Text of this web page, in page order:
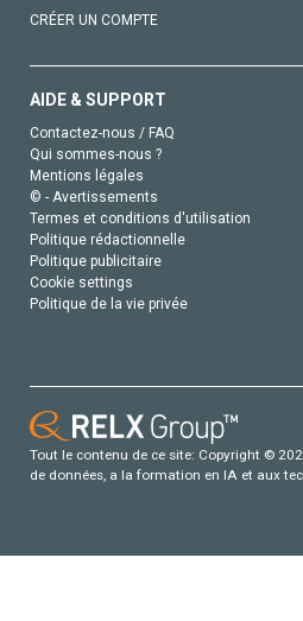
CRÉER UN COMPTE
AIDE & SUPPORT
Contactez-nous / FAQ
Qui sommes-nous ?
Mentions légales
© - Avertissements
Termes et conditions d'utilisation
Politique rédactionnelle
Politique publicitaire
Cookie settings
Politique de la vie privée
Tout le contenu de ce site: Copyright ©
de données, a la formation en IA et aux